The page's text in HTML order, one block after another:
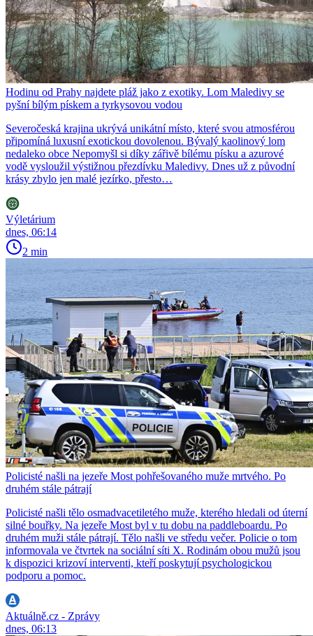
Hodinu od Prahy najdete pláž jako z exotiky. Lom Maledivy se
pyšní bílým pískem a tyrkysovou vodou
Severočeská krajina ukrývá unikátní místo, které svou atmosférou
připomíná luxusní exotickou dovolenou. Bývalý kaolinový lom
nedaleko obce Nepomyšl si díky zářivě bílému písku a azurové
vodě vysloužil výstižnou přezdívku Maledivy. Dnes už z původní
krásy zbylo jen malé jezírko, přesto…
Výletárium
dnes, 06:14
2 min
Policisté našli na jezeře Most pohřešovaného muže mrtvého. Po
druhém stále pátrají
Policisté našli tělo osmadvacetiletého muže, kterého hledali od úterní
silné bouřky. Na jezeře Most byl v tu dobu na paddleboardu. Po
druhém muži stále pátrají. Tělo našli ve středu večer. Policie o tom
informovala ve čtvrtek na sociální síti X. Rodinám obou mužů jsou
k dispozici krizoví interventi, kteří poskytují psychologickou
podporu a pomoc.
Aktuálně.cz - Zprávy
dnes, 06:13